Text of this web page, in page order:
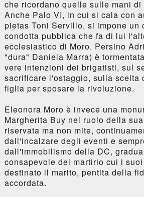
che ricordano quelle sulle mani di
Anche Palo VI, in cui si cala con
pietas Toni Servillo, si impone un
condotta pubblica che fa di lui
ecclesiastico di Moro. Persino
"dura" Daniela Marra) è
vere intenzioni dei brigatisti, sul
sacrificare l'ostaggio, sulla scelta
figlia per sposare la rivoluzione.
Eleonora Moro è invece una
Margherita Buy nel ruolo della
riservata ma non mite,
dall'incalzare degli eventi e
dall'immobilismo della DC,
consapevole del martirio cui i
destinato il marito, pentita della
accordata.